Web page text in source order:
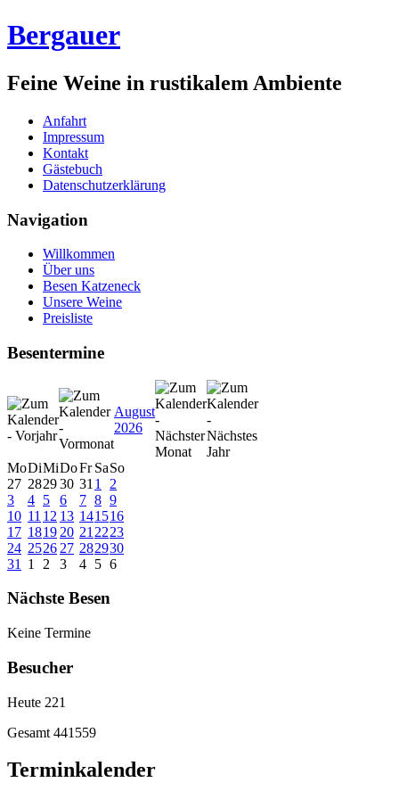
Bergauer
Feine Weine in rustikalem Ambiente
Anfahrt
Impressum
Kontakt
Gästebuch
Datenschutzerklärung
Navigation
Willkommen
Über uns
Besen Katzeneck
Unsere Weine
Preisliste
Besentermine
August
2026
MoDiMiDoFr SaSo
27 282930 31 1
2
3
4 5 6 7 8 9
10 11 12 13 141516
17 1819 20 21 2223
24 2526 27 282930
31
1 2 3 4 5 6
Nächste Besen
Keine Termine
Besucher
Heute 221
Gesamt 441559
Terminkalender